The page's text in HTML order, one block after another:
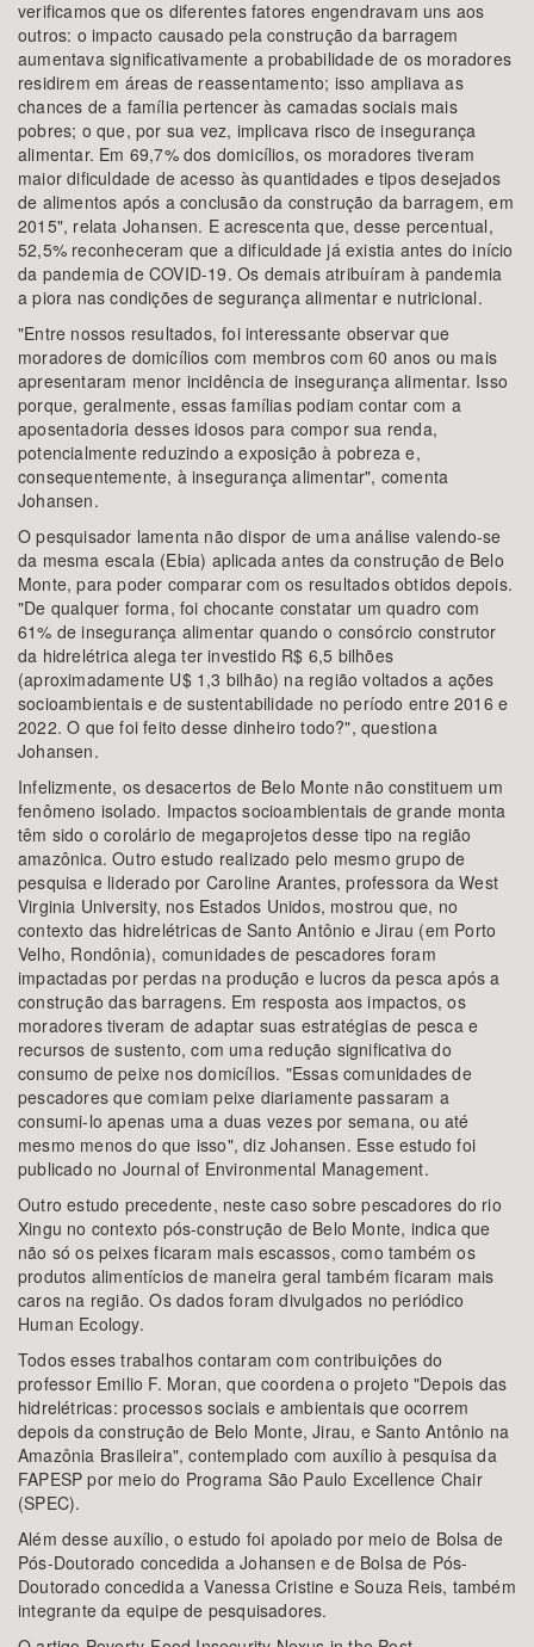
verificamos que os diferentes fatores engendravam uns aos
outros: o impacto causado pela construção da barragem
aumentava significativamente a probabilidade de os moradores
residirem em áreas de reassentamento; isso ampliava as
chances de a família pertencer às camadas sociais mais
pobres; o que, por sua vez, implicava risco de insegurança
alimentar. Em 69,7% dos domicílios, os moradores tiveram
maior dificuldade de acesso às quantidades e tipos desejados
de alimentos após a conclusão da construção da barragem, em
2015", relata Johansen. E acrescenta que, desse percentual,
52,5% reconheceram que a dificuldade já existia antes do início
da pandemia de COVID-19. Os demais atribuíram à pandemia
a piora nas condições de segurança alimentar e nutricional.
"Entre nossos resultados, foi interessante observar que
moradores de domicílios com membros com 60 anos ou mais
apresentaram menor incidência de insegurança alimentar. Isso
porque, geralmente, essas famílias podiam contar com a
aposentadoria desses idosos para compor sua renda,
potencialmente reduzindo a exposição à pobreza e,
consequentemente, à insegurança alimentar", comenta
Johansen.
O pesquisador lamenta não dispor de uma análise valendo-se
da mesma escala (Ebia) aplicada antes da construção de Belo
Monte, para poder comparar com os resultados obtidos depois.
"De qualquer forma, foi chocante constatar um quadro com
61% de insegurança alimentar quando o consórcio construtor
da hidrelétrica alega ter investido R$ 6,5 bilhões
(aproximadamente U$ 1,3 bilhão) na região voltados a ações
socioambientais e de sustentabilidade no período entre 2016 e
2022. O que foi feito desse dinheiro todo?", questiona
Johansen.
Infelizmente, os desacertos de Belo Monte não constituem um
fenômeno isolado. Impactos socioambientais de grande monta
têm sido o corolário de megaprojetos desse tipo na região
amazônica. Outro estudo realizado pelo mesmo grupo de
pesquisa e liderado por Caroline Arantes, professora da West
Virginia University, nos Estados Unidos, mostrou que, no
contexto das hidrelétricas de Santo Antônio e Jirau (em Porto
Velho, Rondônia), comunidades de pescadores foram
impactadas por perdas na produção e lucros da pesca após a
construção das barragens. Em resposta aos impactos, os
moradores tiveram de adaptar suas estratégias de pesca e
recursos de sustento, com uma redução significativa do
consumo de peixe nos domicílios. "Essas comunidades de
pescadores que comiam peixe diariamente passaram a
consumi-lo apenas uma a duas vezes por semana, ou até
mesmo menos do que isso", diz Johansen. Esse estudo foi
publicado no Journal of Environmental Management.
Outro estudo precedente, neste caso sobre pescadores do rio
Xingu no contexto pós-construção de Belo Monte, indica que
não só os peixes ficaram mais escassos, como também os
produtos alimentícios de maneira geral também ficaram mais
caros na região. Os dados foram divulgados no periódico
Human Ecology.
Todos esses trabalhos contaram com contribuições do
professor Emilio F. Moran, que coordena o projeto "Depois das
hidrelétricas: processos sociais e ambientais que ocorrem
depois da construção de Belo Monte, Jirau, e Santo Antônio na
Amazônia Brasileira", contemplado com auxílio à pesquisa da
FAPESP por meio do Programa São Paulo Excellence Chair
(SPEC).
Além desse auxílio, o estudo foi apoiado por meio de Bolsa de
Pós-Doutorado concedida a Johansen e de Bolsa de Pós-
Doutorado concedida a Vanessa Cristine e Souza Reis, também
integrante da equipe de pesquisadores.